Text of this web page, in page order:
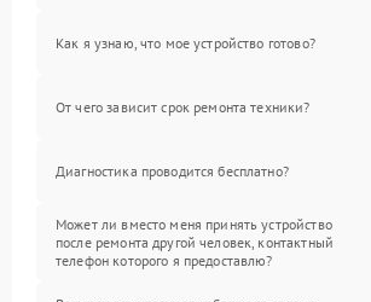
Как я узнаю, что мое устройство готово?
От чего зависит срок ремонта техники?
Диагностика проводится бесплатно?
Может ли вместо меня принять устройство
после ремонта другой человек, контактный
телефон которого я предоставлю?